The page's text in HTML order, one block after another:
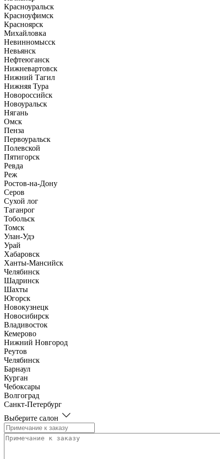
Красноуральск
Красноуфимск
Красноярск
Михайловка
Невинномысск
Невьянск
Нефтеюганск
Нижневартовск
Нижний Тагил
Нижняя Тура
Новороссийск
Новоуральск
Нягань
Омск
Пенза
Первоуральск
Полевской
Пятигорск
Ревда
Реж
Ростов-на-Дону
Серов
Сухой лог
Таганрог
Тобольск
Томск
Улан-Удэ
Урай
Хабаровск
Ханты-Мансийск
Челябинск
Шадринск
Шахты
Югорск
Новокузнецк
Новосибирск
Владивосток
Кемерово
Нижний Новгород
Реутов
Челябинск
Барнаул
Курган
Чебоксары
Волгоград
Санкт-Петербург
Выберите салон